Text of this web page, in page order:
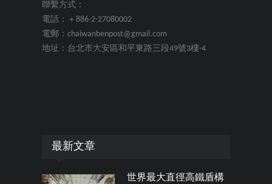
聯繫方式：
電話：＋886-2-27080002
電郵：chaiwanbenpost@gmail.com
地址：台北市大安區和平東路三段49號3樓-4
最新文章
世界最大直徑高鐵盾構